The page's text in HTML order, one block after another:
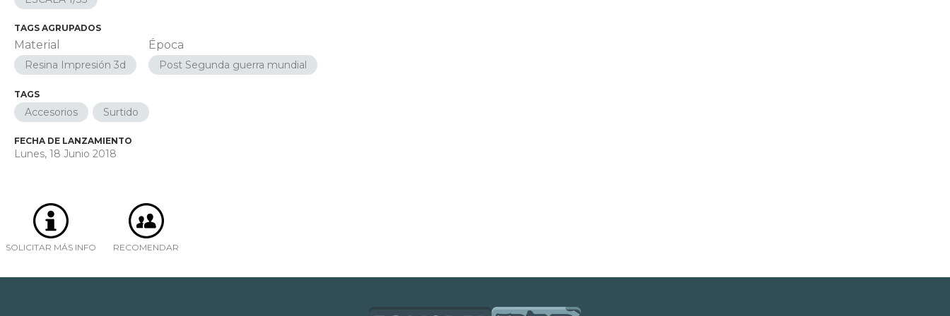
TAGS AGRUPADOS
Material
Resina Impresión 3d
Época
Post Segunda guerra mundial
TAGS
Accesorios Surtido
FECHA DE LANZAMIENTO
Lunes, 18 Junio 2018
SOLICITAR MÁS INFO RECOMENDAR